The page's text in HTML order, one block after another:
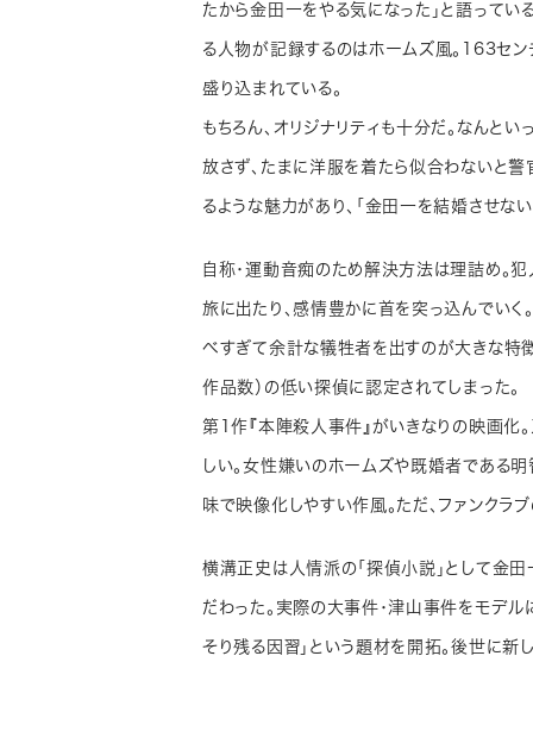
たから金田一をやる気になった」と語ってい
る人物が記録するのはホームズ風。163セ
盛り込まれている。
もちろん、オリジナリティも十分だ。なんと
放さず、たまに洋服を着たら似合わないと警
るような魅力があり、「金田一を結婚させな
自称・運動音痴のため解決方法は理詰め。
旅に出たり、感情豊かに首を突っ込んでいく
べすぎて余計な犠牲者を出すのが大きな特
作品数）の低い探偵に認定されてしまった。
第1作『本陣殺人事件』がいきなりの映画化
しい。女性嫌いのホームズや既婚者である
味で映像化しやすい作風。ただ、ファンクラ
横溝正史は人情派の「探偵小説」として金田
だわった。実際の大事件・津山事件をモデル
そり残る因習」という題材を開拓。後世に新